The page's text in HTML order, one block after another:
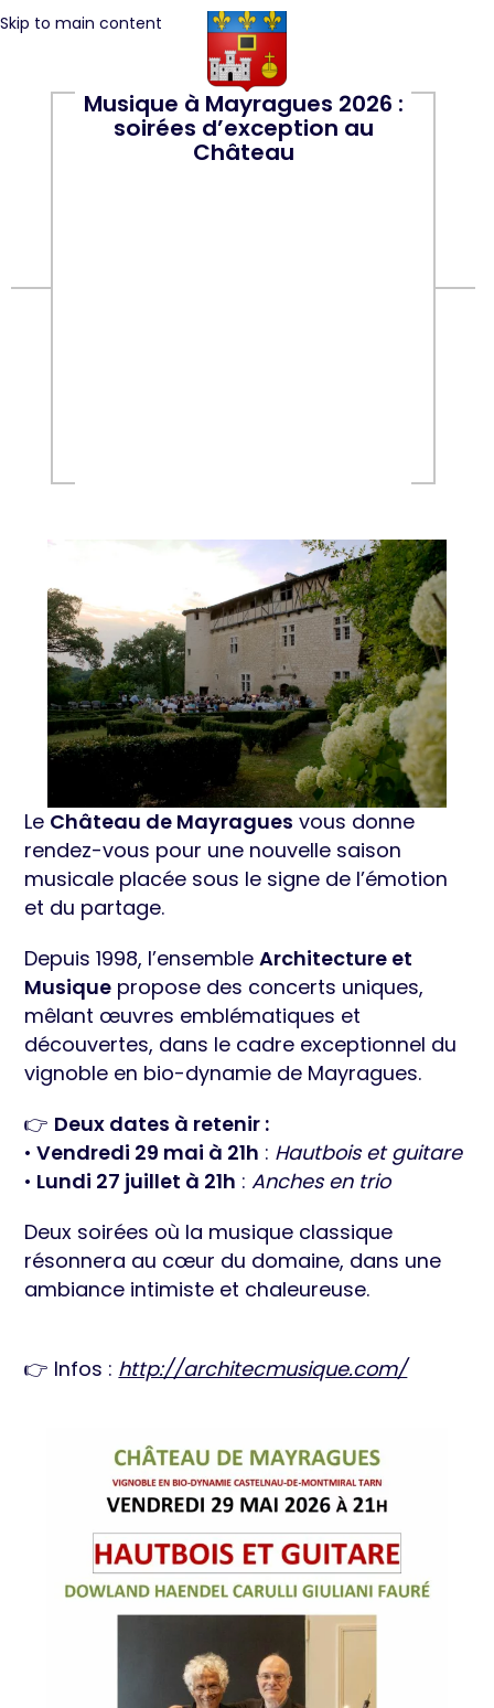
Skip to main content
Musique à Mayragues 2026 :
soirées d’exception au
Château
Le Château de Mayragues vous donne
rendez-vous pour une nouvelle saison
musicale placée sous le signe de l’émotion
et du partage.
Depuis 1998, l’ensembleArchitecture et
Musique propose des concerts uniques,
mêlant œuvres emblématiques et
découvertes, dans le cadre exceptionnel du
vignoble en bio-dynamie de Mayragues.
👉 Deux dates à retenir :
•Vendredi 29 mai à 21h : Hautbois et guitare
• Lundi 27 juillet à 21h :Anches en trio
Deux soirées où la musique classique
résonnera au cœur du domaine, dans une
ambiance intimiste et chaleureuse.
👉 Infos : http://architecmusique.com/